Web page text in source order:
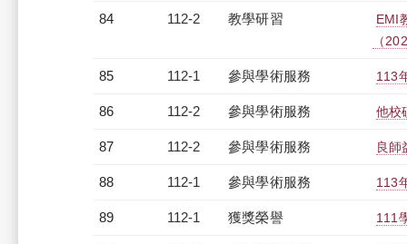
84 112-2 教學研習
EMI
（
85 112-1 參與學術服務 113
86 112-2 參與學術服務 他校
87 112-2 參與學術服務 良師
88 112-1 參與學術服務 113
89 112-1 獲獎榮譽 111